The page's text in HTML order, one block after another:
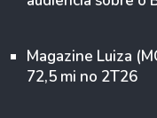
Magazine Luiza
72,5 mi no 2T26